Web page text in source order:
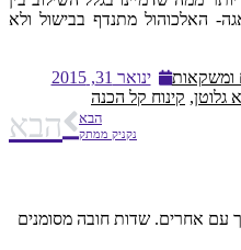
האלכוהול מתנדף בבישול ולא
ומשקאות
ינואר 31, 2015
גלוטן, קינוח קל הכנה
הבא
נקניק ממתק הבא
עם אחרים. שדות חובה מסומנים